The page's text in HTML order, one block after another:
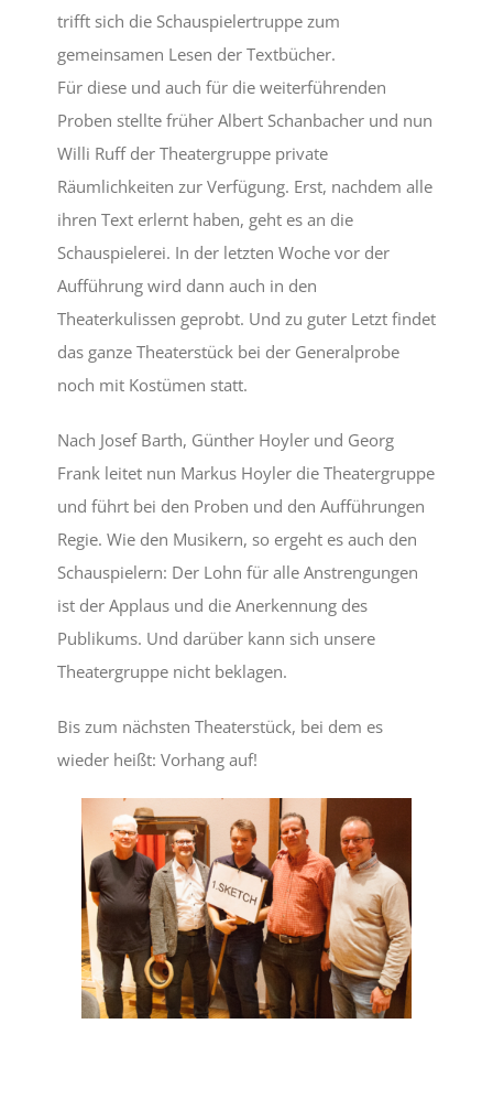
trifft sich die Schauspielertruppe zum
gemeinsamen Lesen der Textbücher.
Für diese und auch für die weiterführenden
Proben stellte früher Albert Schanbacher und nun
Willi Ruff der Theatergruppe private
Räumlichkeiten zur Verfügung. Erst, nachdem alle
ihren Text erlernt haben, geht es an die
Schauspielerei. In der letzten Woche vor der
Aufführung wird dann auch in den
Theaterkulissen geprobt. Und zu guter Letzt findet
das ganze Theaterstück bei der Generalprobe
noch mit Kostümen statt.
Nach Josef Barth, Günther Hoyler und Georg
Frank leitet nun Markus Hoyler die Theatergruppe
und führt bei den Proben und den Aufführungen
Regie. Wie den Musikern, so ergeht es auch den
Schauspielern: Der Lohn für alle Anstrengungen
ist der Applaus und die Anerkennung des
Publikums. Und darüber kann sich unsere
Theatergruppe nicht beklagen.
Bis zum nächsten Theaterstück, bei dem es
wieder heißt: Vorhang auf!